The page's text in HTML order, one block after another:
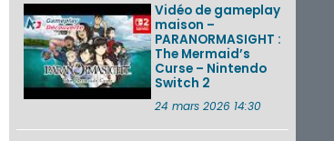
Vidéo de gameplay
maison –
PARANORMASIGHT :
The Mermaid’s
Curse – Nintendo
Switch 2
24 mars 2026 14:30